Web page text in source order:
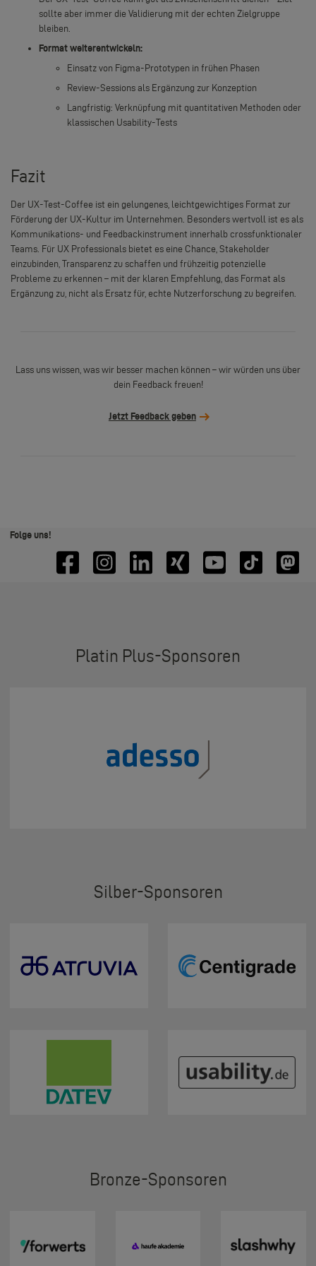
sollte aber immer die Validierung mit der echten Zielgruppe
bleiben.
Format weiterentwickeln:
Einsatz von Figma-Prototypen in frühen Phasen
Review-Sessions als Ergänzung zur Konzeption
Langfristig: Verknüpfung mit quantitativen Methoden oder
klassischen Usability-Tests
Fazit
Der UX-Test-Coffee ist ein gelungenes, leichtgewichtiges Format zur
Förderung der UX-Kultur im Unternehmen. Besonders wertvoll ist es als
Kommunikations- und Feedbackinstrument innerhalb crossfunktionaler
Teams. Für UX Professionals bietet es eine Chance, Stakeholder
einzubinden, Transparenz zu schaffen und frühzeitig potenzielle
Probleme zu erkennen – mit der klaren Empfehlung, das Format als
Ergänzung zu, nicht als Ersatz für, echte Nutzerforschung zu begreifen.
Lass uns wissen, was wir besser machen können – wir würden uns über
dein Feedback freuen!
Jetzt Feedback geben
Folge uns!
Silber
Bronze
Platin Plus